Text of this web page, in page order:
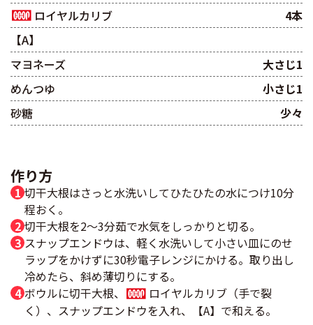
ロイヤルカリブ
4本
【A】
マヨネーズ
大さじ1
めんつゆ
小さじ1
砂糖
少々
作り方
切干大根はさっと水洗いしてひたひたの水につけ10分
程おく。
切干大根を2～3分茹で水気をしっかりと切る。
スナップエンドウは、軽く水洗いして小さい皿にのせ
ラップをかけずに30秒電子レンジにかける。取り出し
冷めたら、斜め薄切りにする。
ボウルに切干大根、
ロイヤルカリブ（手で裂
く）、スナップエンドウを入れ、【A】で和える。